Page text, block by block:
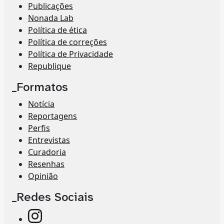
Publicações
Nonada Lab
Política de ética
Política de correções
Política de Privacidade
Republique
_Formatos
Notícia
Reportagens
Perfis
Entrevistas
Curadoria
Resenhas
Opinião
_Redes Sociais